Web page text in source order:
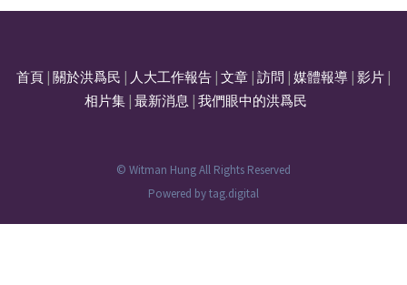
首頁 關於洪爲民 人大工作報告 文章 訪問 媒體報導 影片
相片集| 最新消息 我們眼中的洪爲民
© Witman Hung All Rights Reserved
Powered bytag.digital